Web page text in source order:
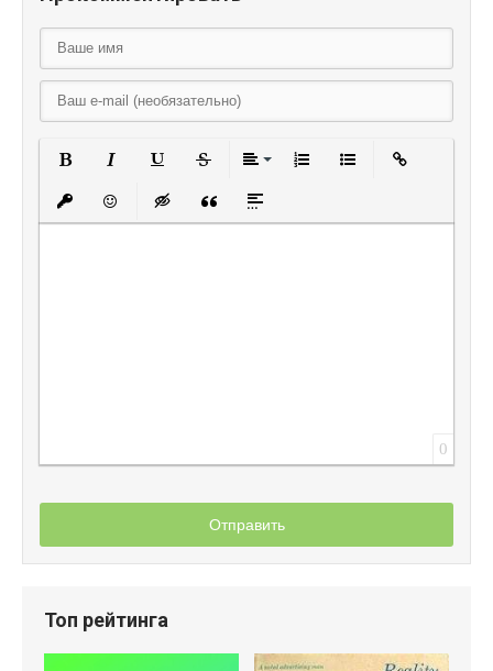
Вставить защищенную ссылку
Вставить смайлик
Вставка скрытого текста
Вставка цитаты
Вставка спойлера
0
Отправить
Топ рейтинга